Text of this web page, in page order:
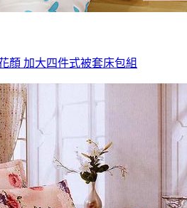
顏 加大四件式被套床包組